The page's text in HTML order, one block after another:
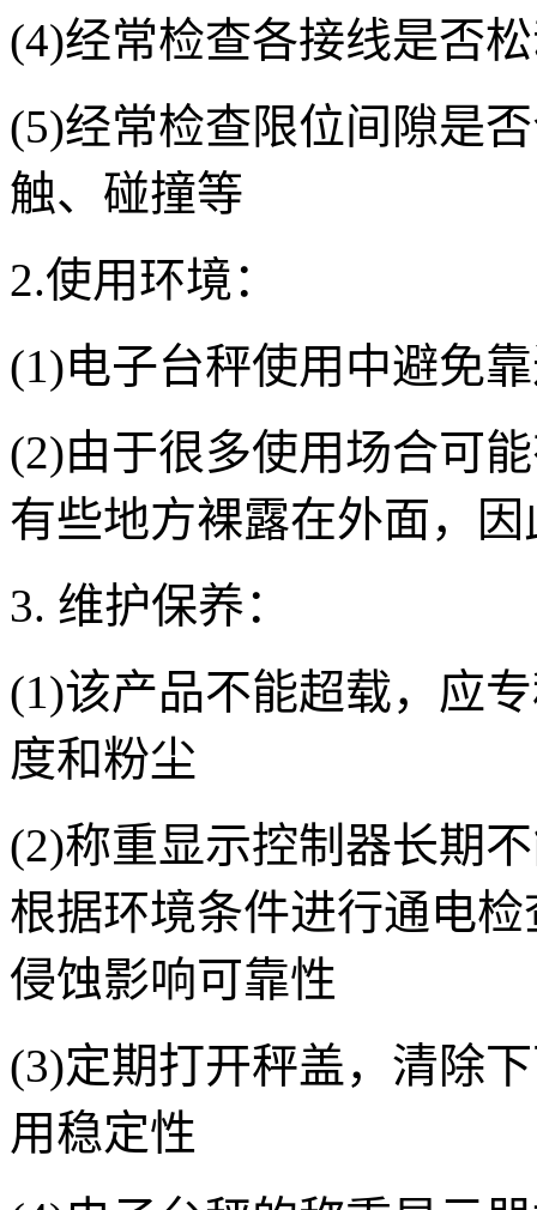
(4)经常检查各接线是否
(5)经常检查限位间隙是
触、碰撞等
2.使用环境：
(1)电子台秤使用中避免
(2)由于很多使用场合可
有些地方裸露在外面，
3. 维护保养：
(1)该产品不能超载，应
度和粉尘
(2)称重显示控制器长期
根据环境条件进行通电
侵蚀影响可靠性
(3)定期打开秤盖，清除
用稳定性